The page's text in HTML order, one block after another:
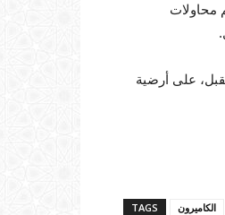
اللاعب إيفيدنس ماكجوبا في الدقيقة الـ88، ورغم محاولات
على أرضية
TAGS الكاميرون